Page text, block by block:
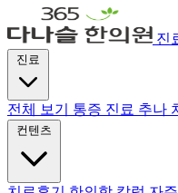
진
전체 보기 통증 진료 추나